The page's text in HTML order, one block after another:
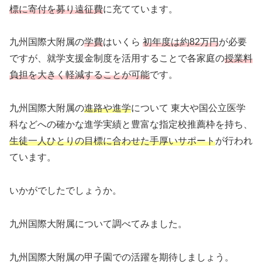
標に寄付を募り遠征費に充てています。
九州国際大附属の学費はいくら 初年度は約82万円が必要
ですが、就学支援金制度を活用することで各家庭の授業料
負担を大きく軽減することが可能です。
九州国際大附属の進路や進学について 東大や国公立医学
科などへの確かな進学実績と豊富な指定校推薦枠を持ち、
生徒一人ひとりの目標に合わせた手厚いサポートが行われ
ています。
いかがでしたでしょうか。
九州国際大附属について調べてみました。
九州国際大附属の甲子園での活躍を期待しましょう。